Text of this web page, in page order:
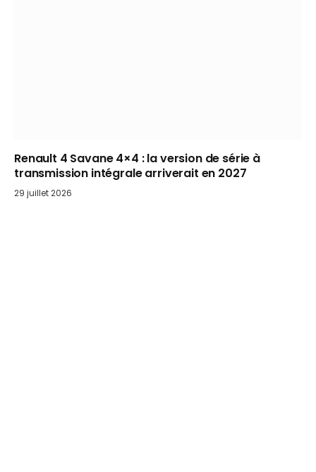
Renault 4 Savane 4×4 : la version de série à
transmission intégrale arriverait en 2027
29 juillet 2026